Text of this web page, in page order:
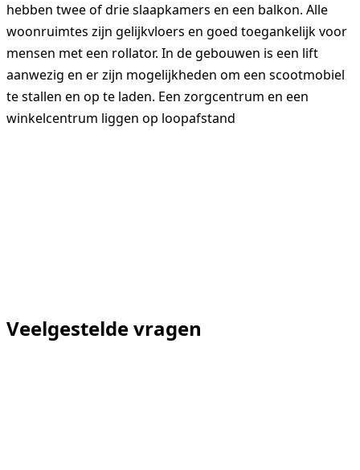
hebben twee of drie slaapkamers en een balkon. Alle
woonruimtes zijn gelijkvloers en goed toegankelijk voor
mensen met een rollator. In de gebouwen is een lift
aanwezig en er zijn mogelijkheden om een scootmobiel
te stallen en op te laden. Een zorgcentrum en een
winkelcentrum liggen op loopafstand
Veelgestelde vragen